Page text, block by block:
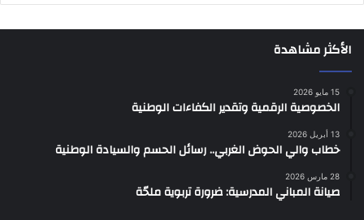
الأكثر مشاهدة
15 مايو 2026
الخصوصية الرقمية وتقدير الكفاءات الوطنية
13 أبريل 2026
خطاب والي الحوض الغربي.. رسائل الحسم والسيادة الوطنية
28 مارس 2026
صيانة المباني المدرسية: ضرورة تربوية ملحّة